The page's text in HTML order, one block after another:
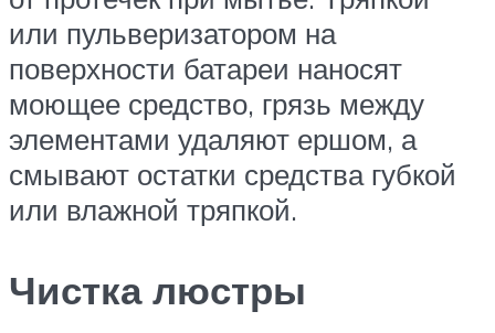
или пульверизатором на
поверхности батареи наносят
моющее средство, грязь между
элементами удаляют ершом, а
смывают остатки средства губкой
или влажной тряпкой.
Чистка люстры